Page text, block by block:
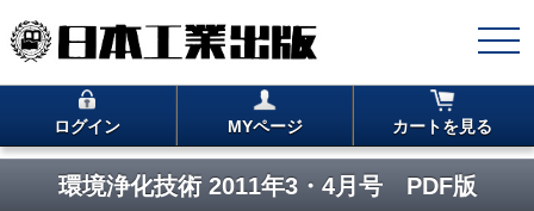
ログイン MYページ カートを見る
環境浄化技術 2011年3・4月号 PDF版